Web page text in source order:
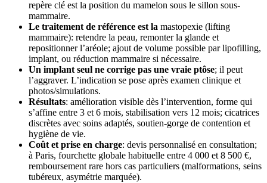
repère clé est la position du mamelon sous le sillon sous-
mammaire.
Le traitement de référence est la mastopexie (lifting
mammaire): retendre la peau, remonter la glande et
repositionner l’aréole; ajout de volume possible par lipofilling,
implant, ou réduction mammaire si nécessaire.
Un implant seul ne corrige pas une vraie ptôse; il peut
l’aggraver. L’indication se pose après examen clinique et
photos/simulations.
Résultats: amélioration visible dès l’intervention, forme qui
s’affine entre 3 et 6 mois, stabilisation vers 12 mois; cicatrices
discrètes avec soins adaptés, soutien-gorge de contention et
hygiène de vie.
Coût et prise en charge: devis personnalisé en consultation;
à Paris, fourchette globale habituelle entre 4 000 et 8 500 €,
remboursement rare hors cas particuliers (malformations, seins
tubéreux, asymétrie marquée).